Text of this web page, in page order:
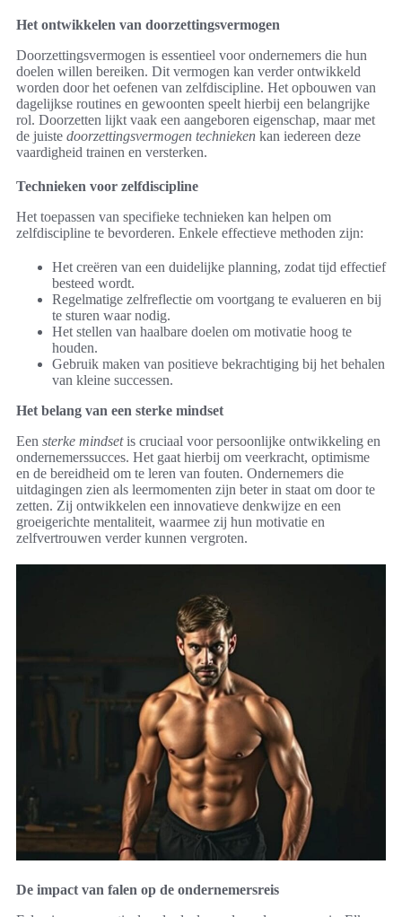
Het ontwikkelen van doorzettingsvermogen
Doorzettingsvermogen is essentieel voor ondernemers die hun
doelen willen bereiken. Dit vermogen kan verder ontwikkeld
worden door het oefenen van zelfdiscipline. Het opbouwen van
dagelijkse routines en gewoonten speelt hierbij een belangrijke
rol. Doorzetten lijkt vaak een aangeboren eigenschap, maar met
de juiste doorzettingsvermogen technieken kan iedereen deze
vaardigheid trainen en versterken.
Technieken voor zelfdiscipline
Het toepassen van specifieke technieken kan helpen om
zelfdiscipline te bevorderen. Enkele effectieve methoden zijn:
Het creëren van een duidelijke planning, zodat tijd effectief
besteed wordt.
Regelmatige zelfreflectie om voortgang te evalueren en bij
te sturen waar nodig.
Het stellen van haalbare doelen om motivatie hoog te
houden.
Gebruik maken van positieve bekrachtiging bij het behalen
van kleine successen.
Het belang van een sterke mindset
Een sterke mindsetis cruciaal voor persoonlijke ontwikkeling en
ondernemerssucces. Het gaat hierbij om veerkracht, optimisme
en de bereidheid om te leren van fouten. Ondernemers die
uitdagingen zien als leermomenten zijn beter in staat om door te
zetten. Zij ontwikkelen een innovatieve denkwijze en een
groeigerichte mentaliteit, waarmee zij hun motivatie en
zelfvertrouwen verder kunnen vergroten.
De impact van falen op de ondernemersreis